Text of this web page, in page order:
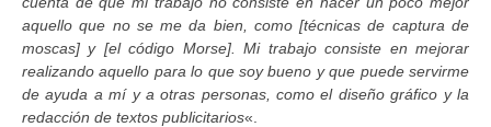
aquello que no se me da bien, como [técnicas de captura de
moscas] y [el código Morse]. Mi trabajo consiste en mejorar
realizando aquello para lo que soy bueno y que puede servirme
de ayuda a mí y a otras personas, como el diseño gráfico y la
redacción de textos publicitarios«.